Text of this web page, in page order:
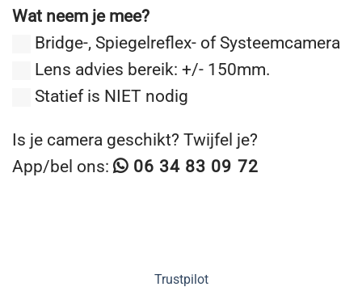
Wat neem je mee?
Bridge-, Spiegelreflex- of Systeemcamera
Lens advies bereik: +/- 150mm.
Statief is NIET nodig
Is je camera geschikt? Twijfel je?
App/bel ons:
06 34 83 09 72
Trustpilot